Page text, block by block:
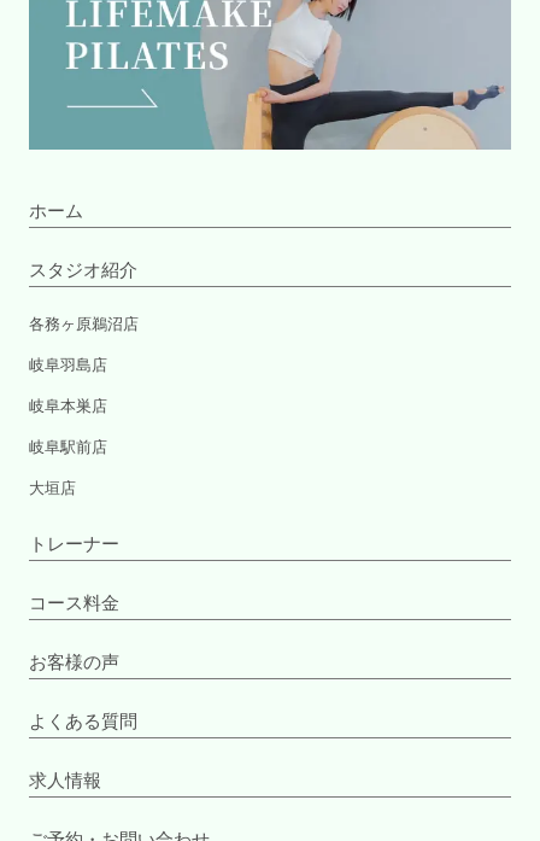
ホーム
スタジオ紹介
各務ヶ原鵜沼店
岐阜羽島店
岐阜本巣店
岐阜駅前店
大垣店
トレーナー
コース料金
お客様の声
よくある質問
求人情報